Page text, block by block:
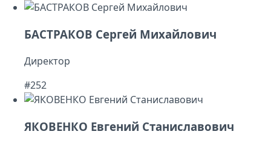
БАСТРАКОВ Сергей Михайлович
Директор
#252
ЯКОВЕНКО Евгений Станиславович